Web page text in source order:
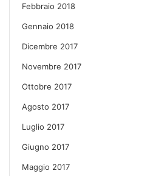
Febbraio 2018
Gennaio 2018
Dicembre 2017
Novembre 2017
Ottobre 2017
Agosto 2017
Luglio 2017
Giugno 2017
Maggio 2017